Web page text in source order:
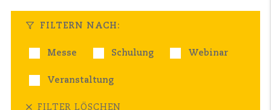
FILTERN NACH:
Messe Schulung Webinar
Veranstaltung
FILTER LÖSCHEN